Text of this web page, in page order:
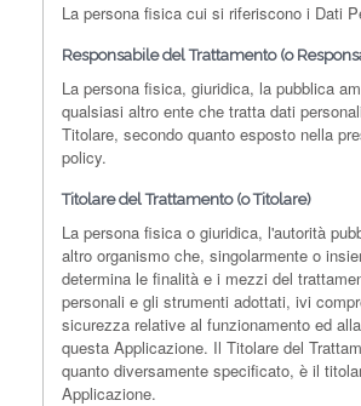
La persona fisica cui si riferiscono i Dati
Responsabile del Trattamento (o
La persona fisica, giuridica, la pubblica
qualsiasi altro ente che tratta dati
Titolare, secondo quanto esposto nella
policy.
Titolare del Trattamento (o Titolare)
La persona fisica o giuridica, l'autorità
altro organismo che, singolarmente o
determina le finalità e i mezzi del
personali e gli strumenti adottati, ivi
sicurezza relative al funzionamento ed
questa Applicazione. Il Titolare del
quanto diversamente specificato, è il
Applicazione.